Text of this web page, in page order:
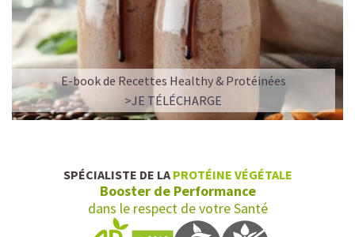
E-book de Recettes Healthy & Protéinées
>JE TÉLÉCHARGE
SPÉCIALISTE DE LA PROTÉINE VÉGÉTALE
Booster de Performance
dans le respect de votre Santé